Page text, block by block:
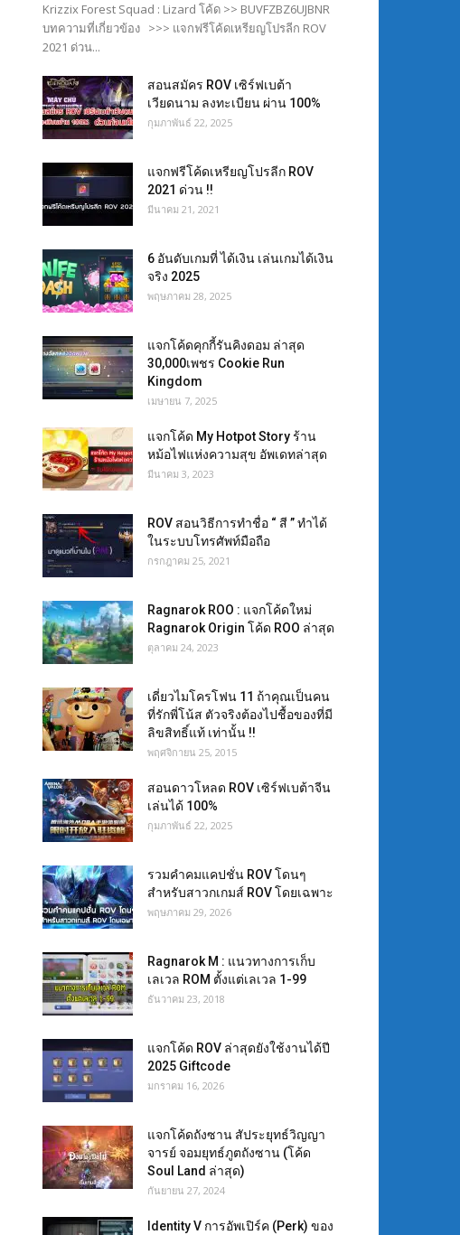
Krizzix Forest Squad : Lizard โค้ด >> BUVFZBZ6UJBNR
บทความที่เกี่ยวข้อง >>> แจกฟรีโค้ดเหรียญโปรลีก ROV
2021 ด่วน...
สอนสมัคร ROV เซิร์ฟเบต้า
เวียดนาม ลงทะเบียน ผ่าน 100%
กุมภาพันธ์ 22, 2025
แจกฟรีโค้ดเหรียญโปรลีก ROV
2021 ด่วน !!
มีนาคม 21, 2021
6 อันดับเกมที่ ได้เงิน เล่นเกมได้เงิน
จริง 2025
พฤษภาคม 28, 2025
แจกโค้ดคุกกี้รันคิงดอม ล่าสุด
30,000เพชร Cookie Run
Kingdom
เมษายน 7, 2025
แจกโค้ด My Hotpot Story ร้าน
หม้อไฟแห่งความสุข อัพเดทล่าสุด
มีนาคม 3, 2023
ROV สอนวิธีการทำชื่อ “ สี ” ทำได้
ในระบบโทรศัพท์มือถือ
กรกฎาคม 25, 2021
Ragnarok ROO : แจกโค้ดใหม่
Ragnarok Origin โค้ด ROO ล่าสุด
ตุลาคม 24, 2023
เดี่ยวไมโครโฟน 11 ถ้าคุณเป็นคน
ที่รักพี่โน้ส ตัวจริงต้องไปชื้อของที่มี
ลิขสิทธิ์แท้ เท่านั้น !!
พฤศจิกายน 25, 2015
สอนดาวโหลด ROV เซิร์ฟเบต้าจีน
เล่นได้ 100%
กุมภาพันธ์ 22, 2025
รวมคำคมแคปชั่น ROV โดนๆ
สำหรับสาวกเกมส์ ROV โดยเฉพาะ
พฤษภาคม 29, 2026
Ragnarok M : แนวทางการเก็บ
เลเวล ROM ตั้งแต่เลเวล 1-99
ธันวาคม 23, 2018
แจกโค้ด ROV ล่าสุดยังใช้งานได้ปี
2025 Giftcode
มกราคม 16, 2026
แจกโค้ดถังซาน สัประยุทธ์วิญญา
จารย์ จอมยุทธ์ภูตถังซาน (โค้ด
Soul Land ล่าสุด)
กันยายน 27, 2024
Identity V การอัพเปิร์ค (Perk) ของ